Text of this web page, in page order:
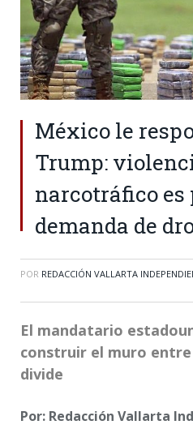
México le
Trump:
narcotráfico es
demanda de
POR REDACCIÓN VALLARTA
El mandatario
construir el muro
divide
Por: Redacción Vallarta